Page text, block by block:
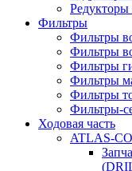
Фильтры
Фильтры
Фильтры
Фильтры
Фильтры
Фильтры
Фильтры-
Ходовая часть
ATLAS-